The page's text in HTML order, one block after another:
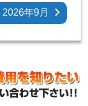
2026年9月